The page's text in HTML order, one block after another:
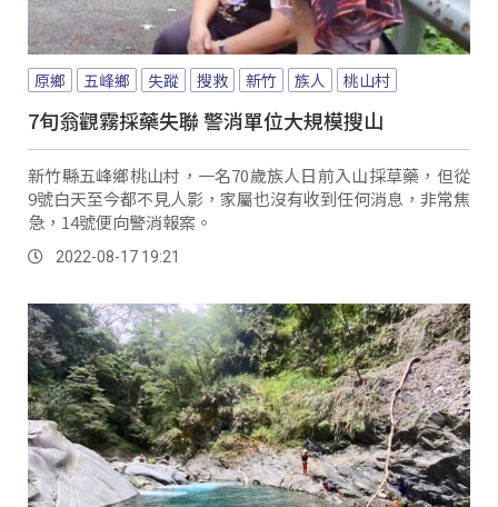
原鄉 五峰鄉 失蹤 搜救 新竹 族人 桃山村
7旬翁觀霧採藥失聯 警消單位大規模搜山
新竹縣五峰鄉桃山村，一名70歲族人日前入山採草藥，但從
9號白天至今都不見人影，家屬也沒有收到任何消息，非常焦
急，14號便向警消報案。
2022-08-17 19:21